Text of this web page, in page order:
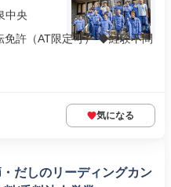
中央
免許（AT限定可） ◆経験不問
気になる
だしのリーディングカン